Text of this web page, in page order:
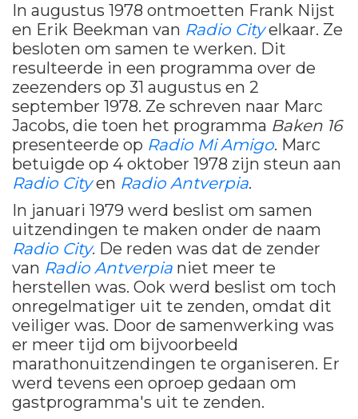
In augustus 1978 ontmoetten Frank Nijst
en Erik Beekman van Radio Cityelkaar. Ze
besloten om samen te werken. Dit
resulteerde in een programma over de
zeezenders op 31 augustus en 2
september 1978. Ze schreven naar Marc
Jacobs, die toen het programma Baken 16
presenteerde op Radio Mi Amigo. Marc
betuigde op 4 oktober 1978 zijn steun aan
Radio Cityen Radio Antverpia.
In januari 1979 werd beslist om samen
uitzendingen te maken onder de naam
Radio City. De reden was dat de zender
van Radio Antverpia niet meer te
herstellen was. Ook werd beslist om toch
onregelmatiger uit te zenden, omdat dit
veiliger was. Door de samenwerking was
er meer tijd om bijvoorbeeld
marathonuitzendingen te organiseren. Er
werd tevens een oproep gedaan om
gastprogramma's uit te zenden.